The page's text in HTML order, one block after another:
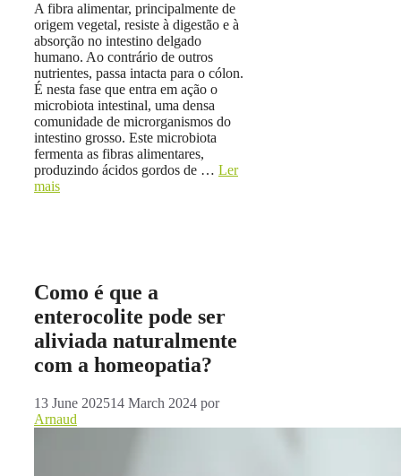
A fibra alimentar, principalmente de
origem vegetal, resiste à digestão e à
absorção no intestino delgado
humano. Ao contrário de outros
nutrientes, passa intacta para o cólon.
É nesta fase que entra em ação o
microbiota intestinal, uma densa
comunidade de microrganismos do
intestino grosso. Este microbiota
fermenta as fibras alimentares,
produzindo ácidos gordos de … Ler
mais
Como é que a
enterocolite pode ser
aliviada naturalmente
com a homeopatia?
13 June 202514 March 2024 por
Arnaud